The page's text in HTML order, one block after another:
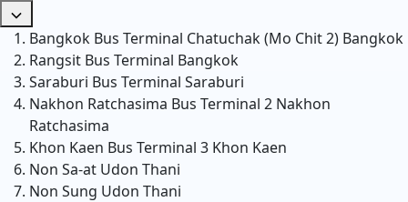
Bangkok Bus Terminal Chatuchak (Mo Chit 2) Bangkok
Rangsit Bus Terminal Bangkok
Saraburi Bus Terminal Saraburi
Nakhon Ratchasima Bus Terminal 2 Nakhon
Ratchasima
Khon Kaen Bus Terminal 3 Khon Kaen
Non Sa-at Udon Thani
Non Sung Udon Thani